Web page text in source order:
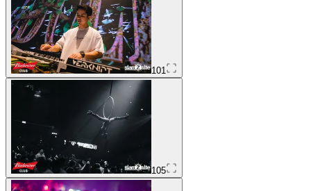
101
105